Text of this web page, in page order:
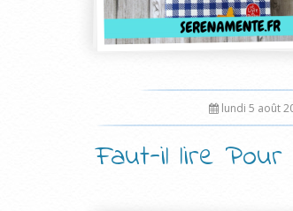
lundi 5 août
Faut-il lire Pour